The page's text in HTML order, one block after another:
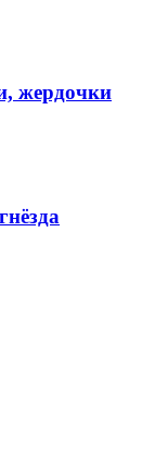
жердочки